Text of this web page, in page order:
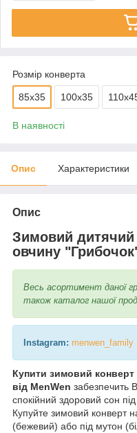
Розмір конверта
85х35 100х35
В наявності
Опис Характеристики
Опис
Зимовий дитячий
овчину
Весь асортимент даної
також каталог нашої
Instagram: menwen_family
Купити зимовий конверт
від MenWen забезпечить
спокійний здоровий сон
Купуйте зимовий конверт
(бежевий) або під мутон